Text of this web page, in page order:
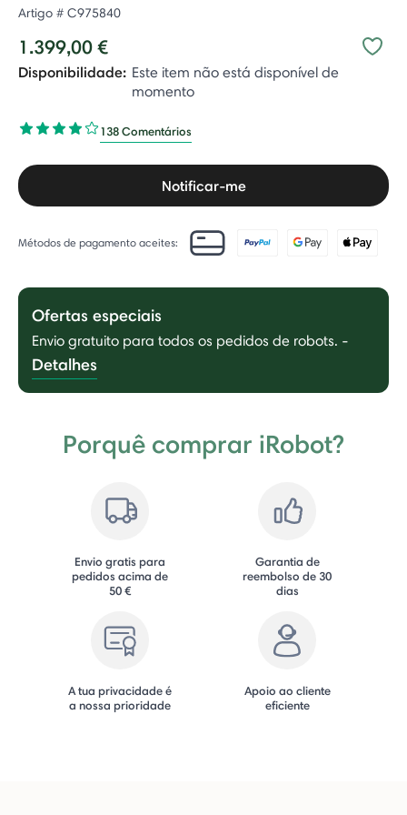
Artigo # C975840
1.399,00 €
Disponibilidade: Este item não está disponível de
momento
138 Comentários
Notificar-me
Métodos de pagamento aceites:
Ofertas especiais
Envio gratuito para todos os pedidos de robots. -
Detalhes
Porquê comprar iRobot?
Envio gratis para
pedidos acima de
50 €
Garantia de
reembolso de 30
dias
A tua privacidade é
a nossa prioridade
Apoio ao cliente
eficiente